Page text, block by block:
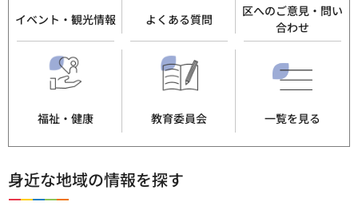
イベント・観光情報 よくある質問
区へのご意見・問い
合わせ
福祉・健康 教育委員会 一覧を見る
身近な地域の情報を探す